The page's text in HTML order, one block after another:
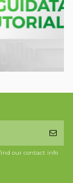
our contact info